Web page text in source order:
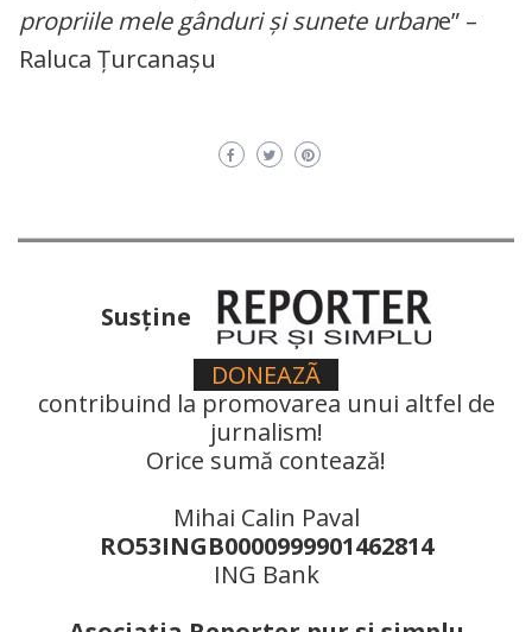
propriile mele gânduri și sunete urbane” –
Raluca Țurcanașu
Susţine
DONEAZÃ
contribuind la promovarea unui altfel de
jurnalism!
Orice sumă contează!
Mihai Calin Paval
RO53INGB0000999901462814
ING Bank